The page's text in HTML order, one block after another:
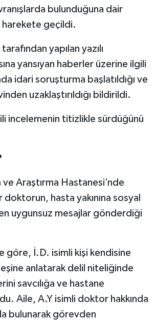
bulunduğuna dair
harekete geçildi.
yapılan yazılı
yansıyan haberler üzerine ilgili
idari soruşturma başlatıldığı ve
uzaklaştırıldığı bildirildi.
incelemenin titizlikle sürdüğünü
ve Araştırma Hastanesi’nde
hasta yakınına sosyal
uygunsuz mesajlar gönderdiği
göre, İ.D. isimli kişi kendisine
eşine anlatarak delil niteliğinde
savcılığa ve hastane
Aile, A.Y isimli doktor hakkında
bulunarak görevden